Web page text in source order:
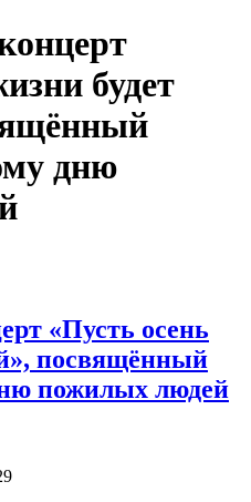
будет
дню
«Пусть осень
посвящённый
пожилых людей